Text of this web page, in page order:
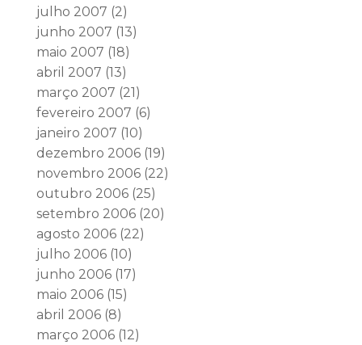
julho 2007 (2)
junho 2007 (13)
maio 2007 (18)
abril 2007 (13)
março 2007 (21)
fevereiro 2007 (6)
janeiro 2007 (10)
dezembro 2006(19)
novembro 2006(22)
outubro 2006(25)
setembro 2006(20)
agosto 2006(22)
julho 2006(10)
junho 2006(17)
maio 2006(15)
abril 2006(8)
março 2006(12)